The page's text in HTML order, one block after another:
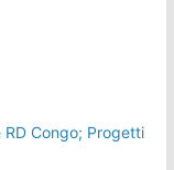
Congo; Progetti